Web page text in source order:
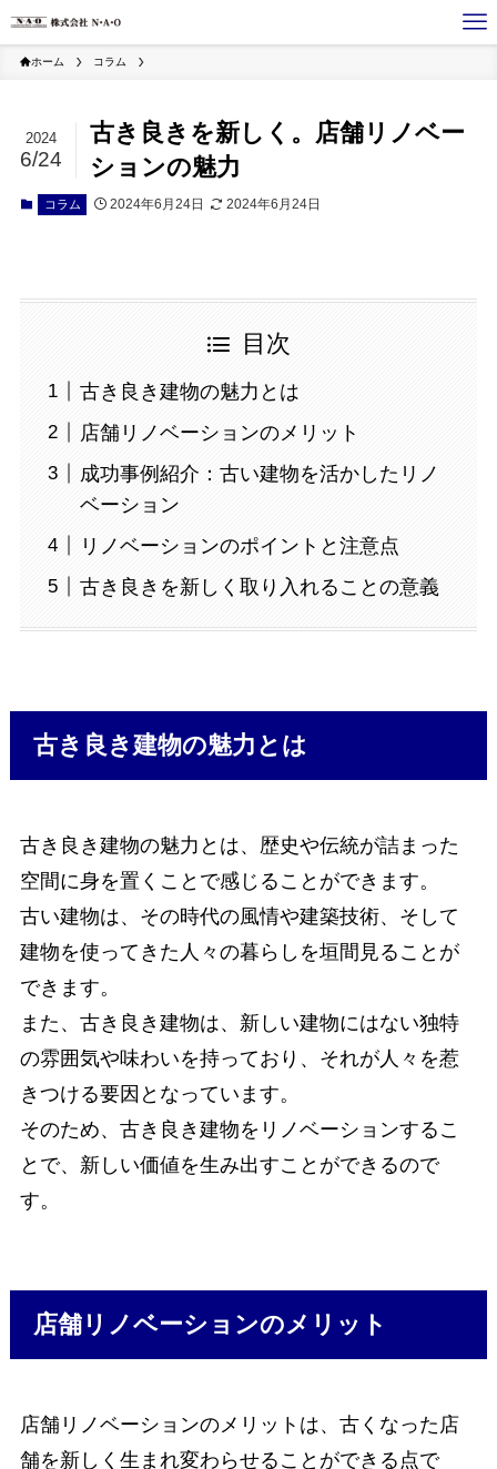
ホーム コラム
古き良きを新しく。店舗リノベー
ションの魅力
2024
6/24
コラム 2024年6月24日 2024年6月24日
目次
古き良き建物の魅力とは
店舗リノベーションのメリット
成功事例紹介：古い建物を活かしたリノ
ベーション
リノベーションのポイントと注意点
古き良きを新しく取り入れることの意義
古き良き建物の魅力とは
古き良き建物の魅力とは、歴史や伝統が詰まった
空間に身を置くことで感じることができます。
古い建物は、その時代の風情や建築技術、そして
建物を使ってきた人々の暮らしを垣間見ることが
できます。
また、古き良き建物は、新しい建物にはない独特
の雰囲気や味わいを持っており、それが人々を惹
きつける要因となっています。
そのため、古き良き建物をリノベーションするこ
とで、新しい価値を生み出すことができるので
す。
店舗リノベーションのメリット
店舗リノベーションのメリットは、古くなった店
舗を新しく生まれ変わらせることができる点で